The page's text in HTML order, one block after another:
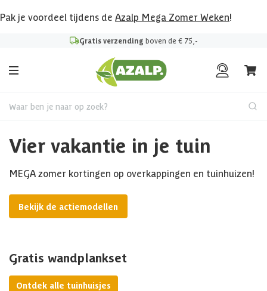
Pak je voordeel tijdens de Azalp Mega Zomer Weken!
Gratis verzending boven de € 75,-
Waar ben je naar op zoek?
Vier vakantie in je tuin
MEGA zomer kortingen op overkappingen en tuinhuizen!
Bekijk de actiemodellen
Gratis wandplankset
Ontdek alle tuinhuisjes